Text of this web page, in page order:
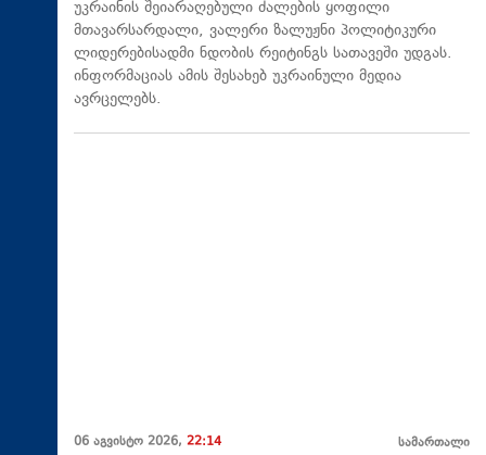
უკრაინის შეიარაღებული ძალების ყოფილი
მთავარსარდალი, ვალერი ზალუჟნი პოლიტიკური
ლიდერებისადმი ნდობის რეიტინგს სათავეში უდგას.
ინფორმაციას ამის შესახებ უკრაინული მედია
ავრცელებს.
06 აგვისტო 2026, 22:14 სამართალი